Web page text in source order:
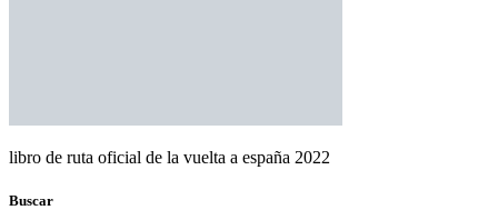
libro de ruta oficial de la vuelta a españa 2022
Buscar